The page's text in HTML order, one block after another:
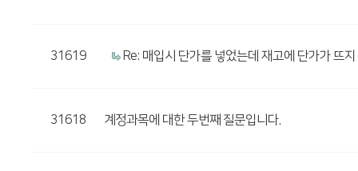
31619 Re: 매입시 단가를 넣었는데 재고에 단가가 뜨
31618 계정과목에 대한 두번째 질문입니다.